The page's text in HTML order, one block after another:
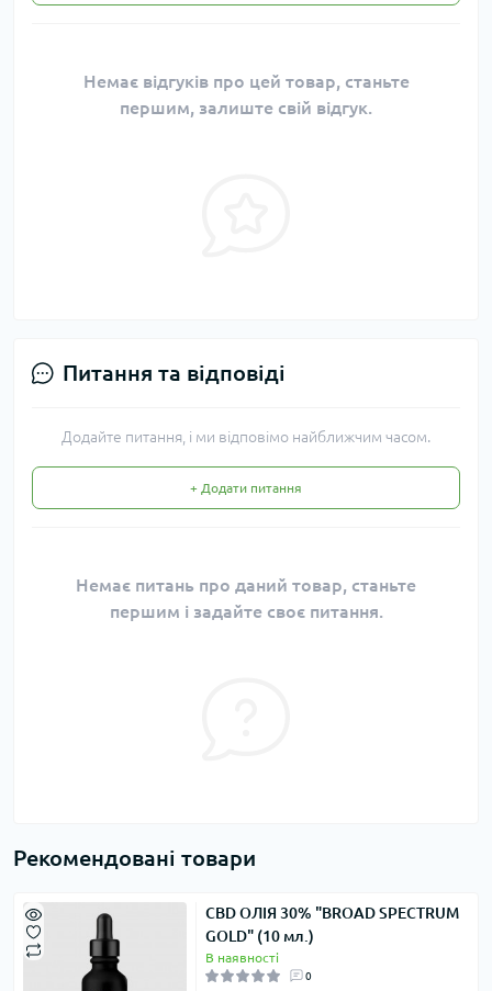
Немає відгуків про цей товар, станьте
першим, залиште свій відгук.
Питання та відповіді
Додайте питання, і ми відповімо найближчим часом.
+ Додати питання
Немає питань про даний товар, станьте
першим і задайте своє питання.
Рекомендовані товари
CBD ОЛІЯ 30% "BROAD SPECTRUM
GOLD" (10 мл.)
В наявності
0